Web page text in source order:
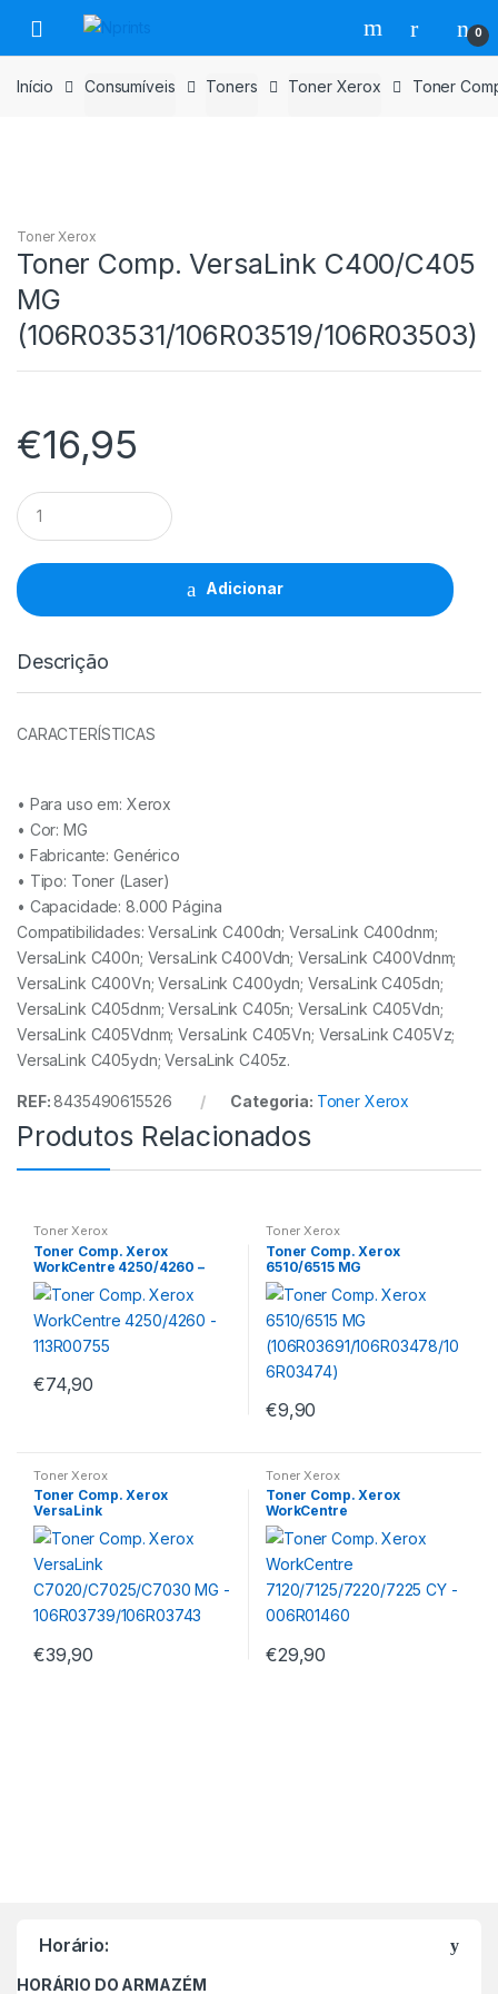
para
navegação
para
o
conteúdo
0
Início Consumíveis Toners Toner Xerox Toner
Toner Xerox
Toner Comp. VersaLink C400/C405
MG
(106R03531/106R03519/106R03503)
€16,95
Toner
Comp.
VersaLink
C400/C405
MG
(106R03531/106R03519/106R03503)
quantidade
Adicionar
Descrição
CARACTERÍSTICAS
• Para uso em: Xerox
• Cor: MG
• Fabricante:Genérico
• Tipo: Toner (Laser)
• Capacidade:8.000 Página
Compatibilidades: VersaLink C400dn; VersaLink C400dnm;
VersaLink C400n; VersaLink C400Vdn; VersaLink C400Vdnm;
VersaLink C400Vn; VersaLink C400ydn; VersaLink C405dn;
VersaLink C405dnm; VersaLink C405n; VersaLink C405Vdn;
VersaLink C405Vdnm; VersaLink C405Vn; VersaLink C405Vz;
VersaLink C405ydn; VersaLink C405z.
REF:8435490615526 Categoria: Toner Xerox
Produtos Relacionados
Toner Xerox
Toner Comp. Xerox
WorkCentre 4250/4260 –
113R00755
€74,90
Toner Xerox
Toner Comp. Xerox
6510/6515 MG
(106R03691/106R03478/106
R03474)
€9,90
Toner Xerox
Toner Comp. Xerox
VersaLink
C7020/C7025/C7030 MG –
106R03739/106R03743
€39,90
Toner Xerox
Toner Comp. Xerox
WorkCentre
7120/7125/7220/7225 CY –
006R01460
€29,90
Horário:
HORÁRIO DO ARMAZÉM